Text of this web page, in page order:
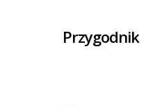
Przygodnik